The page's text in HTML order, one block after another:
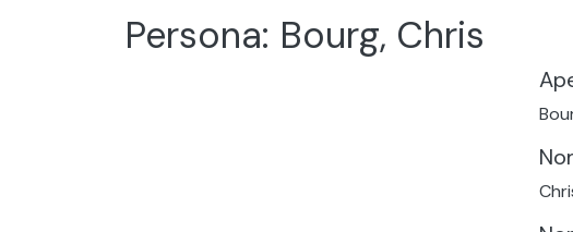
Persona: Bourg, Chris